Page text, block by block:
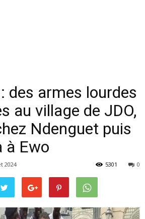
des armes lourdes
au village de JDO,
Ndenguet puis
à Ewo
2024 0
5301